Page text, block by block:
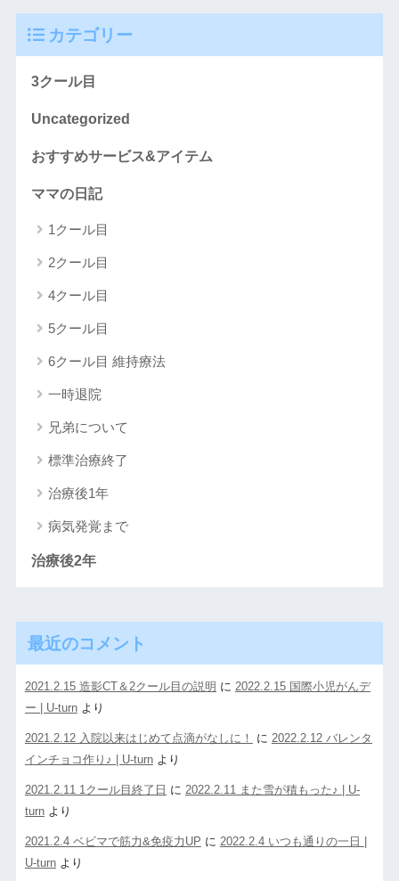
カテゴリー
3クール目
Uncategorized
おすすめサービス&アイテム
ママの日記
1クール目
2クール目
4クール目
5クール目
6クール目 維持療法
一時退院
兄弟について
標準治療終了
治療後1年
病気発覚まで
治療後2年
最近のコメント
2021.2.15 造影CT＆2クール目の説明 に 2022.2.15 国際小児がんデ
ー | U-turnより
2021.2.12 入院以来はじめて点滴がなしに！ に 2022.2.12 バレンタ
インチョコ作り♪ | U-turnより
2021.2.11 1クール目終了日 に 2022.2.11 また雪が積もった♪ | U-
turnより
2021.2.4 ベビマで筋力&免疫力UP に 2022.2.4 いつも通りの一日 |
U-turnより